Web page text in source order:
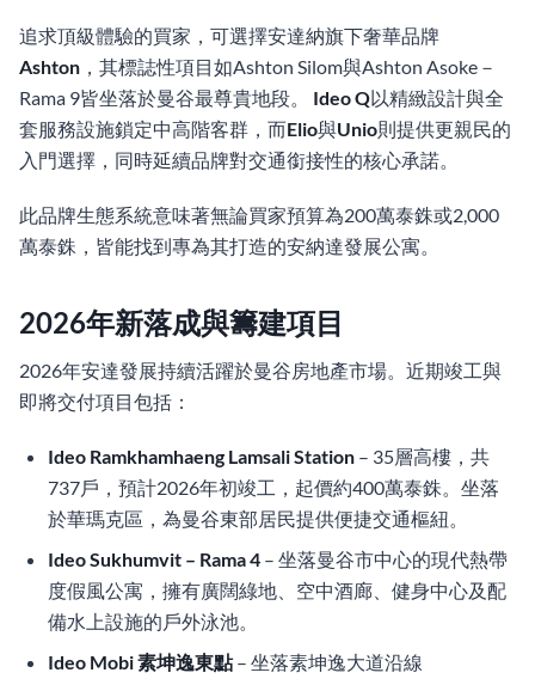
追求頂級體驗的買家，可選擇安達納旗下奢華品牌
Ashton ，其標誌性項目如Ashton Silom與Ashton Asoke－
Rama 9皆坐落於曼谷最尊貴地段。 Ideo Q以精緻設計與全
套服務設施鎖定中高階客群，而Elio與Unio則提供更親民的
入門選擇，同時延續品牌對交通銜接性的核心承諾。
此品牌生態系統意味著無論買家預算為200萬泰銖或2,000
萬泰銖，皆能找到專為其打造的安納達發展公寓。
2026年新落成與籌建項目
2026年安達發展持續活躍於曼谷房地產市場。近期竣工與
即將交付項目包括：
Ideo Ramkhamhaeng Lamsali Station – 35層高樓，共
737戶，預計2026年初竣工，起價約400萬泰銖。坐落
於華瑪克區，為曼谷東部居民提供便捷交通樞紐。
Ideo Sukhumvit – Rama 4 – 坐落曼谷市中心的現代熱帶
度假風公寓，擁有廣闊綠地、空中酒廊、健身中心及配
備水上設施的戶外泳池。
Ideo Mobi 素坤逸東點– 坐落素坤逸大道沿線